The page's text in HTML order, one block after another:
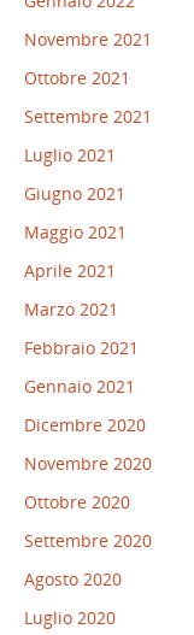
Novembre 2021
Ottobre 2021
Settembre 2021
Luglio 2021
Giugno 2021
Maggio 2021
Aprile 2021
Marzo 2021
Febbraio 2021
Gennaio 2021
Dicembre 2020
Novembre 2020
Ottobre 2020
Settembre 2020
Agosto 2020
Luglio 2020